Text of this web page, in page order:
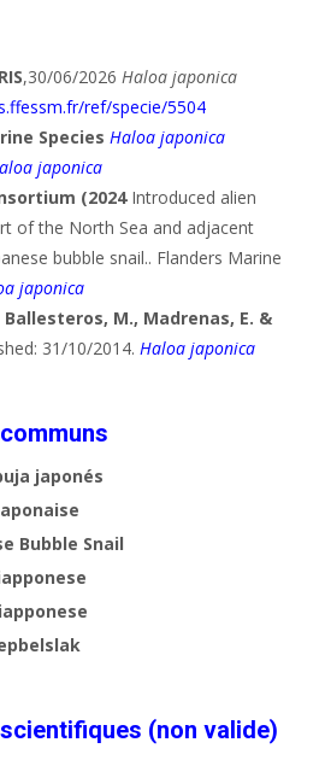
,30/06/2026 Haloa japonica
ref/specie/5504
Species Haloa japonica
japonica
(2024Introduced alien
of the North Sea and adjacent
bubble snail.. Flanders Marine
japonica
M., Madrenas, E. &
31/10/2014. Haloa japonica
japonés
Bubble Snail
(non valide)